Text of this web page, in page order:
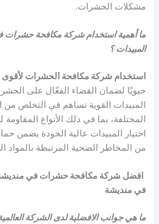
مشكلات الحشرات.
ما أهمية استخدام شركة مكافحة حشرات
المبيدات ؟
استخدام شركة مكافحة الحشرات لأقوى
حيويًا لضمان القضاء الفعّال على
المبيدات القوية تساهم في التخلص من
المختلفة، بما في ذلك الأنواع المقاومة
اختيار المبيدات عالية الجودة يضمن
من المخاطر الصحية المرتبطة بالمواد
افضل شركة مكافحة حشرات في
في منديشة
ما هي جوانب الافضلية لدى الشركة